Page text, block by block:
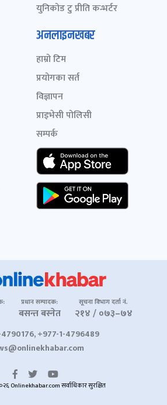
युनिकोड टु प्रीति कन्भर्टर
अनलाइनखबर
हाम्रो टिम
प्रयोगका सर्त
विज्ञापन
प्राइभेसी पोलिसी
सम्पर्क
प्रधान सम्पादक:
बसन्त बस्नेत
सूचना विभाग दर्ता नं.
२१४ / ०७३–७४
+977-1-4796489
Onlinekhabar.com सर्वाधिकार सुरक्षित